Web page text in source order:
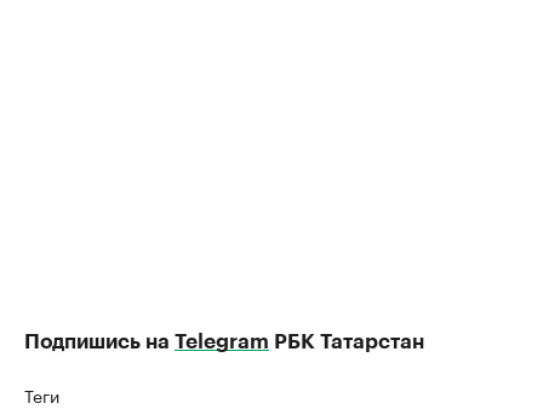
Подпишись на Telegram РБК Татарстан
Теги